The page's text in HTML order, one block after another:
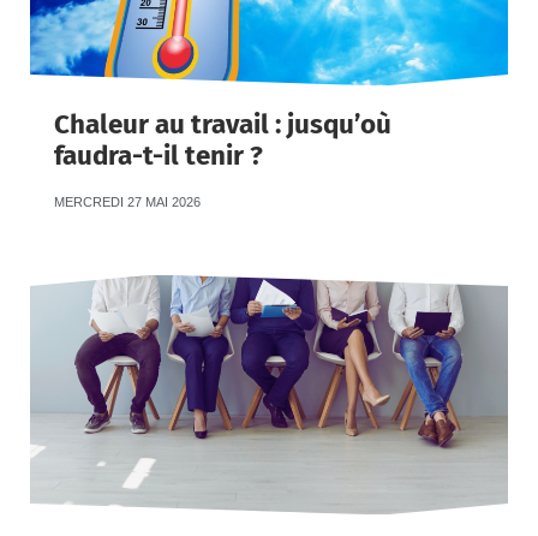
Chaleur au travail : jusqu’où
faudra-t-il tenir ?
MERCREDI 27 MAI 2026